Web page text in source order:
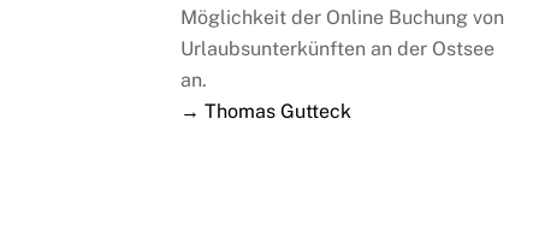
Möglichkeit der Online Buchung von
Urlaubsunterkünften an der Ostsee
an.
→ Thomas Gutteck